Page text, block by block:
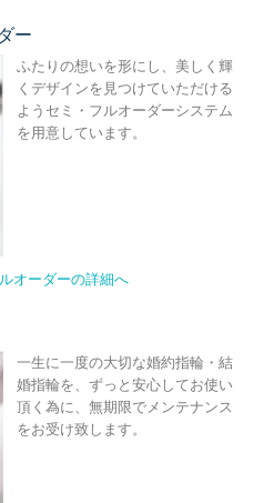
ー
ふたりの想いを形にし、美しく輝
くデザインを見つけていただける
ようセミ・フルオーダーシステム
を用意しています。
オーダーの詳細へ
一生に一度の大切な婚約指輪・結
婚指輪を、ずっと安心してお使い
頂く為に、無期限でメンテナンス
をお受け致します。